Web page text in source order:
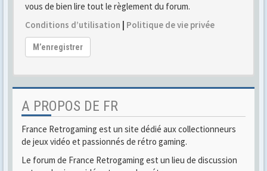
vous de bien lire tout le règlement du forum.
Conditions d’utilisation | Politique de vie privée
M’enregistrer
A PROPOS DE FR
France Retrogaming est un site dédié aux collectionneurs
de jeux vidéo et passionnés de rétro gaming.
Le forum de France Retrogaming est un lieu de discussion